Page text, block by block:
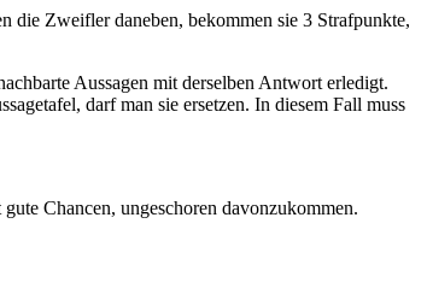
die Zweifler daneben, bekommen sie 3 Strafpunkte,
Aussagen mit derselben Antwort erledigt.
darf man sie ersetzen. In diesem Fall muss
Chancen, ungeschoren davonzukommen.